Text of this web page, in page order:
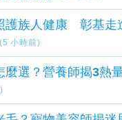
護族人健康 彰基走
(5 小時前)
麼選？營養師揭3熱